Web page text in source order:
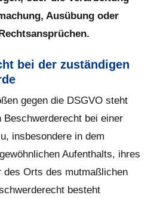
Ausübung oder
bei der zuständigen
gegen die DSGVO steht
Beschwerderecht bei einer
insbesondere in dem
Aufenthalts, ihres
des Orts des mutmaßlichen
besteht